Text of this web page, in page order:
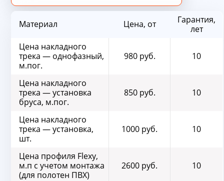
Материал Цена, от
Гарантия,
лет
Цена накладного
трека — однофазный,
м.пог.
980 руб. 10
Цена накладного
трека — установка
бруса, м.пог.
850 руб. 10
Цена накладного
трека — установка,
шт.
1000 руб. 10
Цена профиля Flexy,
м.п с учетом монтажа
(для полотен ПВХ)
2600 руб. 10